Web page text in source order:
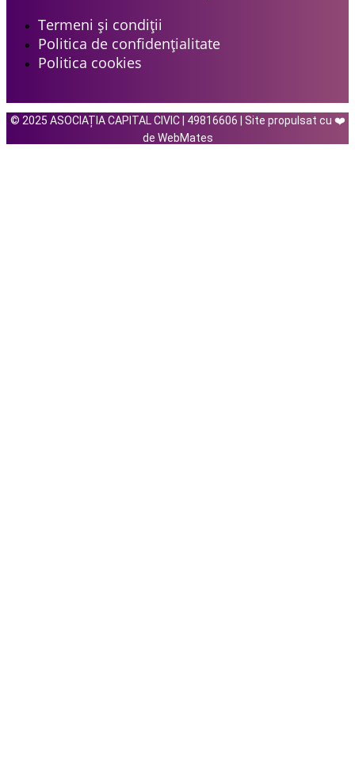
Termeni și condiții
Politica de confidențialitate
Politica cookies
© 2025 ASOCIAȚIA CAPITAL CIVIC | 49816606 | Site propulsat cu ❤️
de WebMates